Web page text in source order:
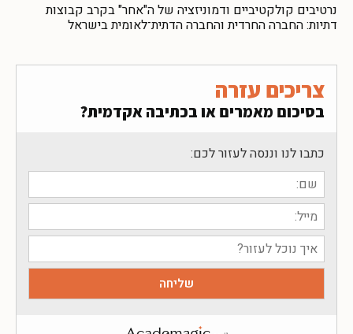
נרטיבים קולקטיביים ודמוניזציה של ה"אחר" בקרב קבוצות
דתיות: החברה החרדית והחברה הדתית־לאומית בישראל
צריכים עזרה
בסיכום מאמרים או בכתיבה אקדמית?
כתבו לנו וננסה לעזור לכם: